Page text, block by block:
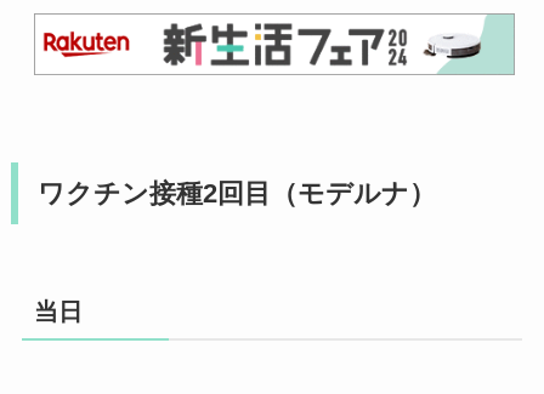
ワクチン接種2回目（モデルナ）
当日